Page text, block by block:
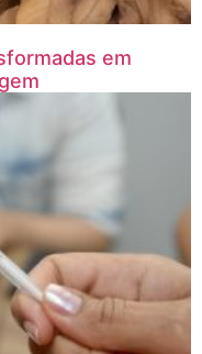
em